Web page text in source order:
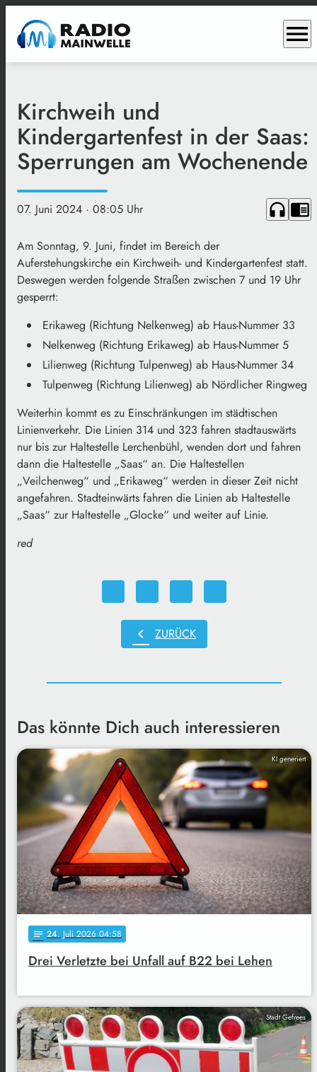
menu
Kirchweih und
Kindergartenfest in der Saas:
Sperrungen am Wochenende
07. Juni 2024 · 08:05 Uhr headphones chrome_reader_mode
Am Sonntag, 9. Juni, findet im Bereich der
Auferstehungskirche ein Kirchweih- und Kindergartenfest statt.
Deswegen werden folgende Straßen zwischen 7 und 19 Uhr
gesperrt:
Erikaweg (Richtung Nelkenweg) ab Haus-Nummer 33
Nelkenweg (Richtung Erikaweg) ab Haus-Nummer 5
Lilienweg (Richtung Tulpenweg) ab Haus-Nummer 34
Tulpenweg (Richtung Lilienweg) ab Nördlicher Ringweg
Weiterhin kommt es zu Einschränkungen im städtischen
Linienverkehr. Die Linien 314 und 323 fahren stadtauswärts
nur bis zur Haltestelle Lerchenbühl, wenden dort und fahren
dann die Haltestelle „Saas“ an. Die Haltestellen
„Veilchenweg“ und „Erikaweg“ werden in dieser Zeit nicht
angefahren. Stadteinwärts fahren die Linien ab Haltestelle
„Saas“ zur Haltestelle „Glocke“ und weiter auf Linie.
red
chevron_left ZURÜCK
Das könnte Dich auch interessieren
KI generiert
notes 24. Juli 2026 04:58
Drei Verletzte bei Unfall auf B22 bei Lehen
Stadt Gefrees